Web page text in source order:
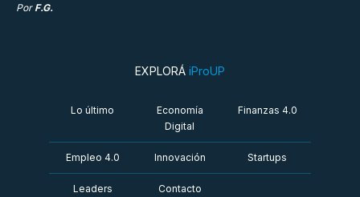
Por F.G.
EXPLORÁ iProUP
Lo último
Economía
Digital
Finanzas 4.0
Empleo 4.0 Innovación Startups
Leaders Contacto